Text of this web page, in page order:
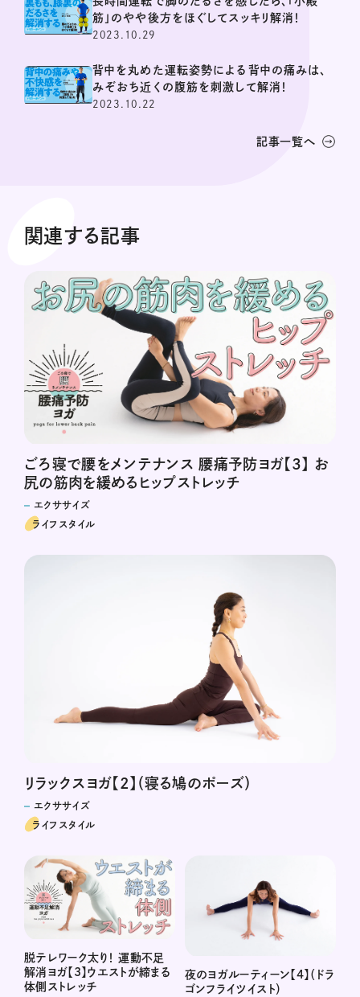
筋」のやや後方をほぐしてスッキリ解消！
2023.10.29
背中を丸めた運転姿勢による背中の痛みは、
みぞおち近くの腹筋を刺激して解消！
2023.10.22
記事一覧へ
関連する記事
ごろ寝で腰をメンテナンス 腰痛予防ヨガ【3】 お
尻の筋肉を緩めるヒップストレッチ
エクササイズ
ライフスタイル
リラックスヨガ【2】（寝る鳩のポーズ）
エクササイズ
ライフスタイル
脱テレワーク太り！ 運動不足
解消ヨガ【3】ウエストが締まる
体側ストレッチ
夜のヨガルーティーン【4】（ドラ
ゴンフライツイスト）